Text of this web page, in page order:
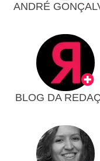
ANDRÉ
BLOG DA